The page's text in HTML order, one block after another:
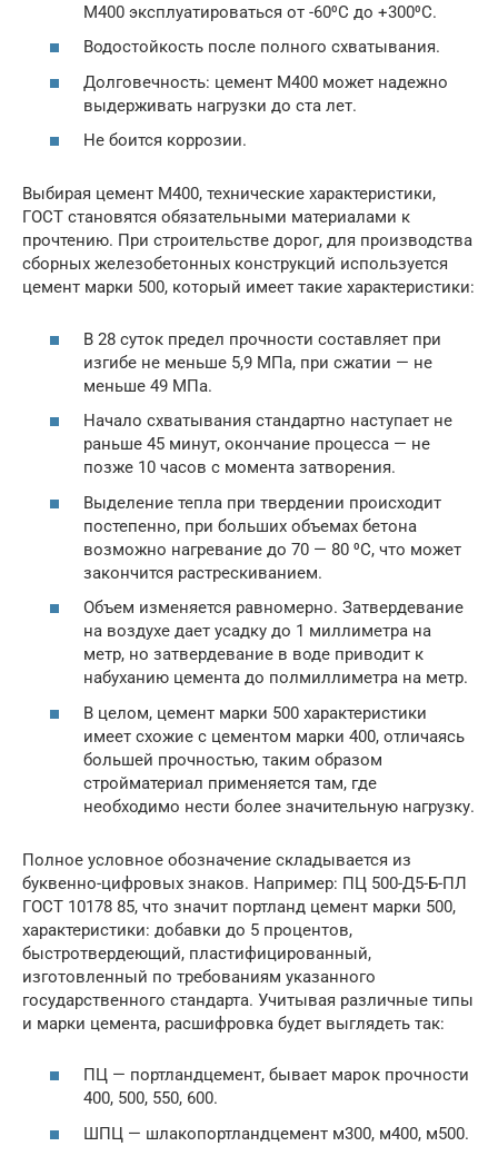
М400 эксплуатироваться от -60⁰С до +300⁰С.
Водостойкость после полного схватывания.
Долговечность: цемент М400 может надежно
выдерживать нагрузки до ста лет.
Не боится коррозии.
Выбирая цемент М400, технические характеристики,
ГОСТ становятся обязательными материалами к
прочтению. При строительстве дорог, для производства
сборных железобетонных конструкций используется
цемент марки 500, который имеет такие характеристики:
В 28 суток предел прочности составляет при
изгибе не меньше 5,9 МПа, при сжатии — не
меньше 49 МПа.
Начало схватывания стандартно наступает не
раньше 45 минут, окончание процесса — не
позже 10 часов с момента затворения.
Выделение тепла при твердении происходит
постепенно, при больших объемах бетона
возможно нагревание до 70 — 80 ⁰С, что может
закончится растрескиванием.
Объем изменяется равномерно. Затвердевание
на воздухе дает усадку до 1 миллиметра на
метр, но затвердевание в воде приводит к
набуханию цемента до полмиллиметра на метр.
В целом, цемент марки 500 характеристики
имеет схожие с цементом марки 400, отличаясь
большей прочностью, таким образом
стройматериал применяется там, где
необходимо нести более значительную нагрузку.​
Полное условное обозначение складывается из
буквенно-цифровых знаков. Например: ПЦ 500-Д5-Б-ПЛ
ГОСТ 10178 85, что значит портланд цемент марки 500,
характеристики: добавки до 5 процентов,
быстротвердеющий, пластифицированный,
изготовленный по требованиям указанного
государственного стандарта. Учитывая различные типы
и марки цемента, расшифровка будет выглядеть так:
ПЦ — портландцемент, бывает марок прочности
400, 500, 550, 600.
ШПЦ — шлакопортландцемент м300, м400, м500.